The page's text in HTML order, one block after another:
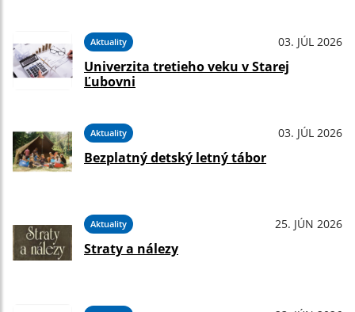
Aktuality 03. JÚL 2026
Univerzita tretieho veku v Starej
Ľubovni
Aktuality 03. JÚL 2026
Bezplatný detský letný tábor
Aktuality 25. JÚN 2026
Straty a nálezy